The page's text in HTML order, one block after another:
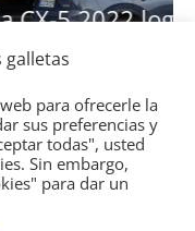
la máxima
del
0
para ofrecerle la
sus preferencias y
todas", usted
Sin embargo,
para dar un